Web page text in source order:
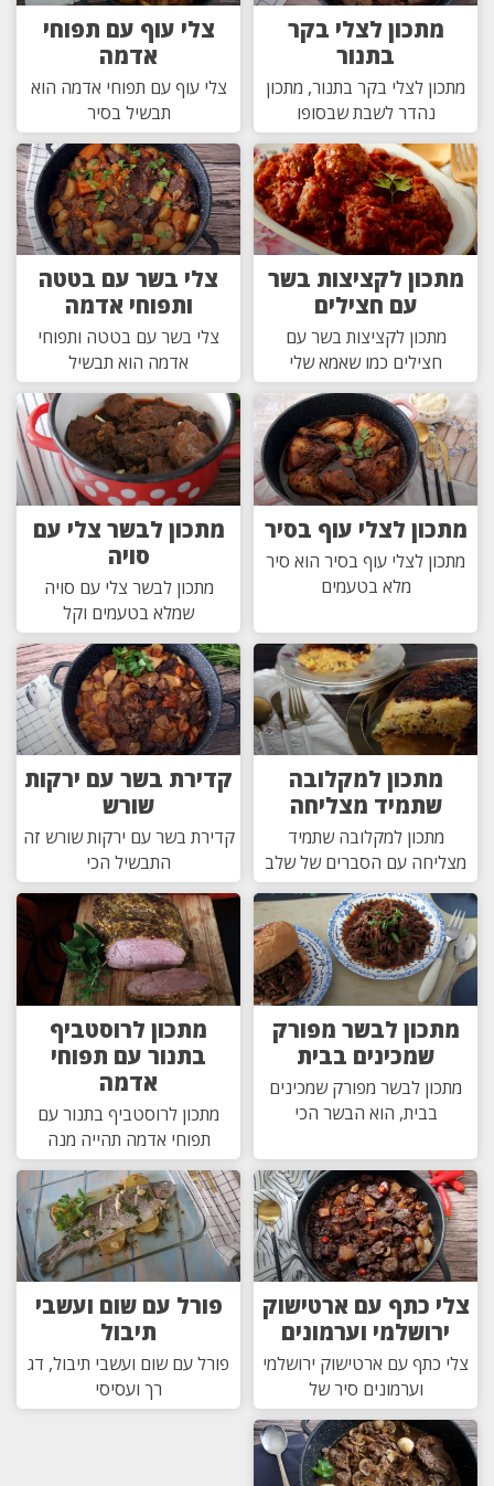
מתכון לצלי בקר
בתנור
מתכון לצלי בקר בתנור, מתכון
נהדר לשבת שבסופו
צלי עוף עם תפוחי
אדמה
צלי עוף עם תפוחי אדמה הוא
תבשיל בסיר
מתכון לקציצות בשר
עם חצילים
מתכון לקציצות בשר עם
חצילים כמו שאמא שלי
צלי בשר עם בטטה
ותפוחי אדמה
צלי בשר עם בטטה ותפוחי
אדמה הוא תבשיל
מתכון לצלי עוף בסיר
מתכון לצלי עוף בסיר הוא סיר
מלא בטעמים
מתכון לבשר צלי עם
סויה
מתכון לבשר צלי עם סויה
שמלא בטעמים וקל
מתכון למקלובה
שתמיד מצליחה
מתכון למקלובה שתמיד
מצליחה עם הסברים של שלב
קדירת בשר עם ירקות
שורש
קדירת בשר עם ירקות שורש זה
התבשיל הכי
מתכון לבשר מפורק
שמכינים בבית
מתכון לבשר מפורק שמכינים
בבית, הוא הבשר הכי
מתכון לרוסטביף
בתנור עם תפוחי
אדמה
מתכון לרוסטביף בתנור עם
תפוחי אדמה תהייה מנה
צלי כתף עם ארטישוק
ירושלמי וערמונים
צלי כתף עם ארטישוק ירושלמי
וערמונים סיר של
פורל עם שום ועשבי
תיבול
פורל עם שום ועשבי תיבול, דג
רך ועסיסי